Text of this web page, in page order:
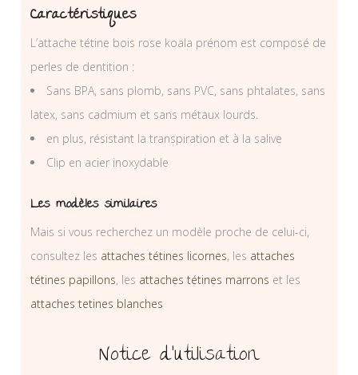
Caractéristiques
L’attache tétine bois rose koala prénom est composé de
perles de dentition :
Sans BPA, sans plomb, sans PVC, sans phtalates, sans
latex, sans cadmium et sans métaux lourds.
en plus, résistant la transpiration et à la salive
Clip en acier inoxydable
Les modèles similaires
Mais si vous recherchez un modèle proche de celui-ci,
consultez les attaches tétines licornes, les attaches
tétines papillons, les attaches tétines marrons et les
attaches tetines blanches
Notice d’utilisation